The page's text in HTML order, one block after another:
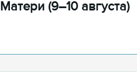
Матери (9–10 августа)